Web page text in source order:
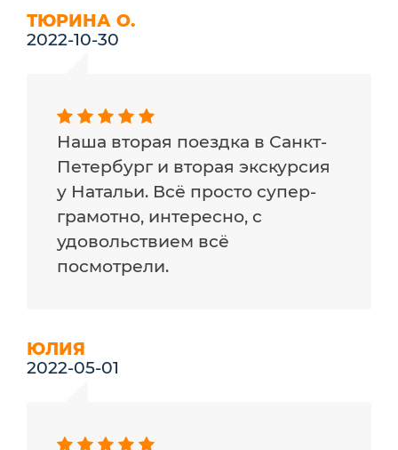
ТЮРИНА О.
2022-10-30
Наша вторая поездка в Санкт-
Петербург и вторая экскурсия
у Натальи. Всё просто супер-
грамотно, интересно, с
удовольствием всё
посмотрели.
ЮЛИЯ
2022-05-01